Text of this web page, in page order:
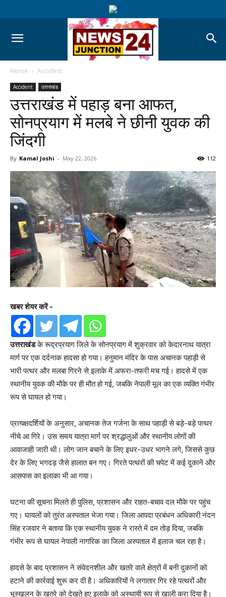
Home Accident
Accident उत्तराखंड
उत्तराखंड में पहाड़ बना आफत,
सोनप्रयाग में मलबे ने छीनी युवक की
जिंदगी
By Kamal Joshi - May 22, 2026 112
खबर शेयर करें -
उत्तराखंडके रूद्रप्रयाग जिले के सोनप्रयाग में शुक्रवार को केदारनाथ यात्रा
मार्ग पर एक दर्दनाक हादसा हो गया। हनुमान मंदिर के पास अचानक पहाड़ी से
भारी पत्थर और मलबा गिरने से इलाके में अफरा-तफरी मच गई। हादसे में एक
स्थानीय युवक की मौके पर ही मौत हो गई, जबकि नेपाली मूल का एक व्यक्ति गंभीर
रूप से घायल हो गया।
प्रत्यक्षदर्शियों के अनुसार, अचानक तेज गर्जना के साथ पहाड़ी से बड़े-बड़े पत्थर
नीचे आ गिरे। उस समय यात्रा मार्ग पर श्रद्धालुओं और स्थानीय लोगों की
आवाजाही जारी थी। लोग जान बचाने के लिए इधर-उधर भागने लगे, जिससे कुछ
देर के लिए भगदड़ जैसे हालात बन गए। गिरते पत्थरों की चपेट में कई दुकानें और
आसपास का इलाका भी आ गया।
घटना की सूचना मिलते ही पुलिस, प्रशासन और राहत-बचाव दल मौके पर पहुंच
गए। घायलों को तुरंत अस्पताल भेजा गया। जिला आपदा प्रबंधन अधिकारी नंदन
सिंह रजवार ने बताया कि एक स्थानीय युवक ने रास्ते में दम तोड़ दिया, जबकि
गंभीर रूप से घायल नेपाली नागरिक का जिला अस्पताल में इलाज चल रहा है।
हादसे के बाद प्रशासन ने संवेदनशील और खतरे वाले क्षेत्रों में बनी दुकानों को
हटाने की कार्रवाई शुरू कर दी है। अधिकारियों ने लगातार गिर रहे पत्थरों और
भूस्खलन के खतरे को देखते हुए इलाके को अस्थायी रूप से खाली करा दिया है।